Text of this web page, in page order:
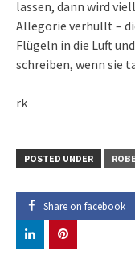
lassen, dann wird
Allegorie verhüllt –
Flügeln in die Luft
schreiben, wenn sie
rk
POSTED UNDER
Share on facebook